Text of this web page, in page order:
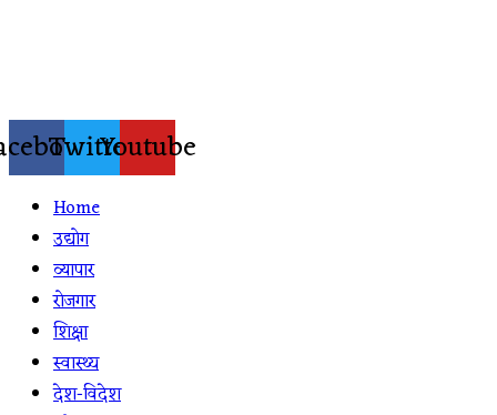
TwitterYoutube
Home
उद्योग
व्यापार
रोजगार
शिक्षा
स्वास्थ्य
देश-विदेश